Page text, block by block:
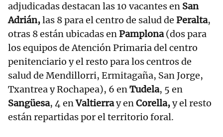
adjudicadas destacan las 10 vacantes en San
Adrián,las 8 para el centro de salud de Peralta,
otras 8 están ubicadas enPamplona(dos para
los equipos de Atención Primaria del centro
penitenciario y el resto para los centros de
salud de Mendillorri, Ermitagaña, San Jorge,
Txantrea y Rochapea), 6 enTudela, 5 en
Sangüesa, 4 enValtierray enCorella,y el resto
están repartidas por el territorio foral.